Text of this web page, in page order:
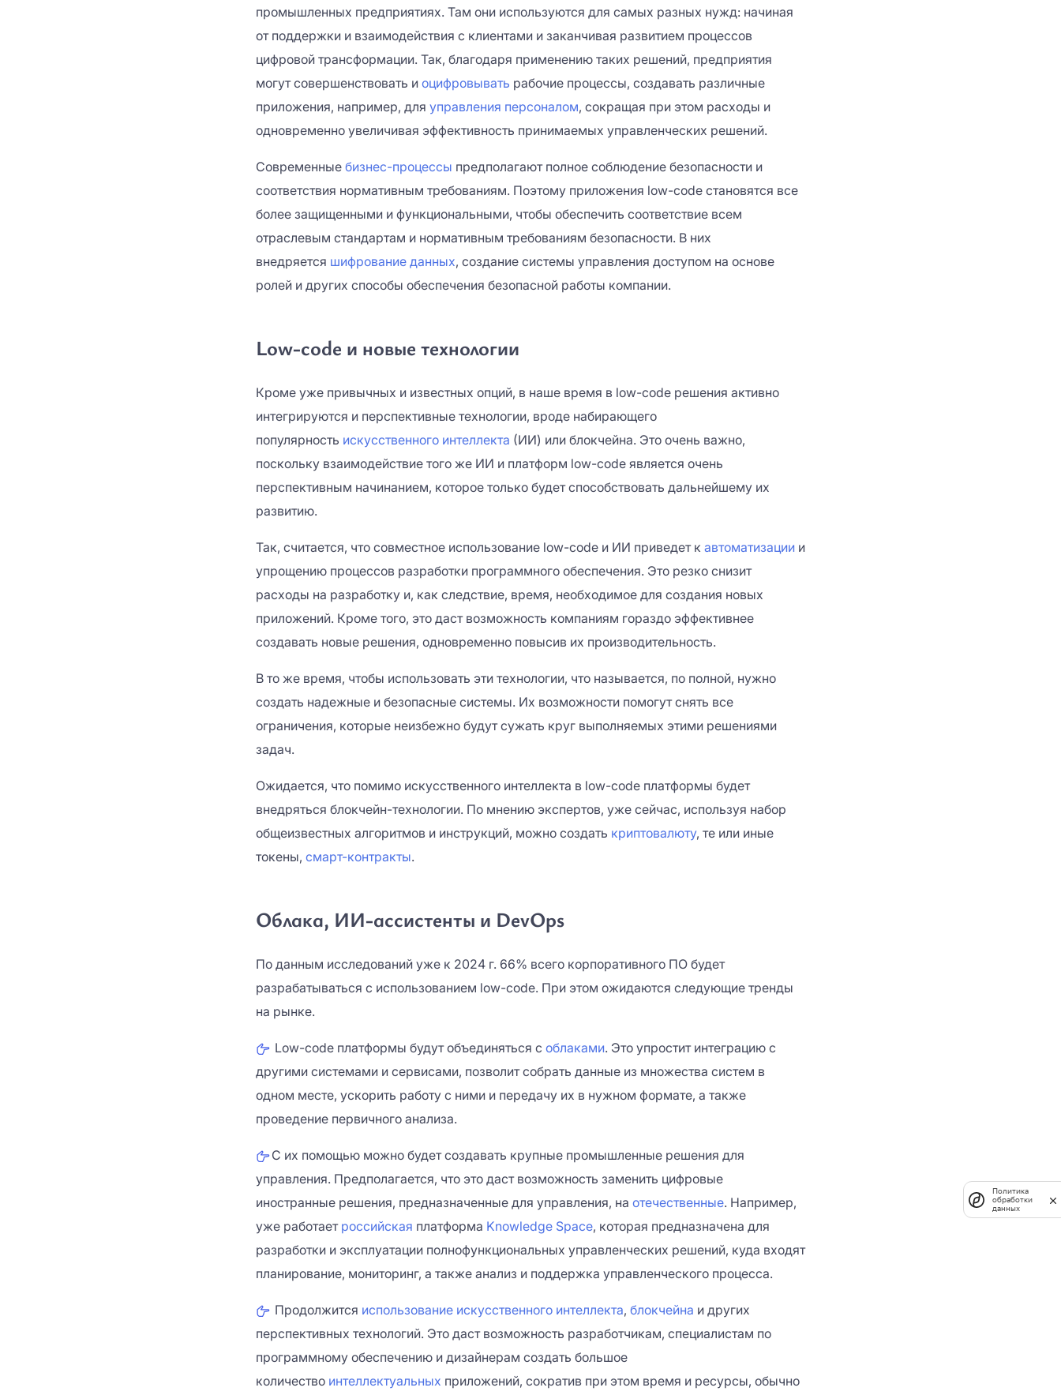
промышленных предприятиях. Там они используются для самых разных нужд: начиная
от поддержки и взаимодействия с клиентами и заканчивая развитием процессов
цифровой трансформации. Так, благодаря применению таких решений, предприятия
могут совершенствовать и оцифровывать рабочие процессы, создавать различные
приложения, например, для управления персоналом, сокращая при этом расходы и
одновременно увеличивая эффективность принимаемых управленческих решений.
Современные бизнес-процессы предполагают полное соблюдение безопасности и
соответствия нормативным требованиям. Поэтому приложения low-code становятся все
более защищенными и функциональными, чтобы обеспечить соответствие всем
отраслевым стандартам и нормативным требованиям безопасности. В них
внедряется шифрование данных, создание системы управления доступом на основе
ролей и других способы обеспечения безопасной работы компании.
Low-code и новые технологии
Кроме уже привычных и известных опций, в наше время в low-code решения активно
интегрируются и перспективные технологии, вроде набирающего
популярность искусственного интеллекта (ИИ) или блокчейна. Это очень важно,
поскольку взаимодействие того же ИИ и платформ low-code является очень
перспективным начинанием, которое только будет способствовать дальнейшему их
развитию.
Так, считается, что совместное использование low-code и ИИ приведет к автоматизациии
упрощению процессов разработки программного обеспечения. Это резко снизит
расходы на разработку и, как следствие, время, необходимое для создания новых
приложений. Кроме того, это даст возможность компаниям гораздо эффективнее
создавать новые решения, одновременно повысив их производительность.
В то же время, чтобы использовать эти технологии, что называется, по полной, нужно
создать надежные и безопасные системы. Их возможности помогут снять все
ограничения, которые неизбежно будут сужать круг выполняемых этими решениями
задач.
Ожидается, что помимо искусственного интеллекта в low-code платформы будет
внедряться блокчейн-технологии. По мнению экспертов, уже сейчас, используя набор
общеизвестных алгоритмов и инструкций, можно создать криптовалюту, те или иные
токены, смарт-контракты.
Облака, ИИ-ассистенты и DevOps
По данным исследований уже к 2024 г. 66% всего корпоративного ПО будет
разрабатываться с использованием low-code. При этом ожидаются следующие тренды
на рынке.
Low-code платформы будут объединяться с облаками. Это упростит интеграцию с
другими системами и сервисами, позволит собрать данные из множества систем в
одном месте, ускорить работу с ними и передачу их в нужном формате, а также
проведение первичного анализа.
С их помощью можно будет создавать крупные промышленные решения для
управления. Предполагается, что это даст возможность заменить цифровые
иностранные решения, предназначенные для управления, на отечественные. Например,
уже работает российская платформа Knowledge Space, которая предназначена для
разработки и эксплуатации полнофункциональных управленческих решений, куда входят
планирование, мониторинг, а также анализ и поддержка управленческого процесса.
Продолжится использование искусственного интеллекта, блокчейна и других
перспективных технологий. Это даст возможность разработчикам, специалистам по
программному обеспечению и дизайнерам создать большое
количество интеллектуальных приложений, сократив при этом время и ресурсы, обычно
Политика
обработки
данных